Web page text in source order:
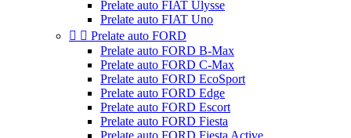
Prelate auto FIAT Ulysse
Prelate auto FIAT Uno
  Prelate auto FORD
Prelate auto FORD B-Max
Prelate auto FORD C-Max
Prelate auto FORD EcoSport
Prelate auto FORD Edge
Prelate auto FORD Escort
Prelate auto FORD Fiesta
Prelate auto FORD Fiesta Active